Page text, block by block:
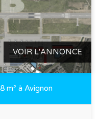
VOIR L'ANNONCE
m² à Avignon